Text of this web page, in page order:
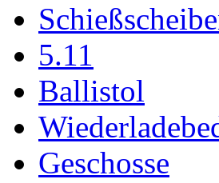
5.11
Ballistol
Geschosse